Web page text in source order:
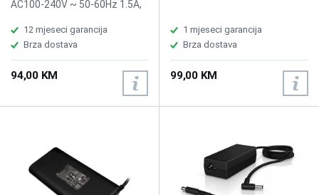
AC100-240V ~ 50-60Hz 1.5A,
9.0V / 3.0A, DC 15.0V / 3.0A,
DC 20.0V / 3.25A
12 mjeseci garancija
Brza dostava
94,00 KM
1 mjeseci garancija
Brza dostava
99,00 KM